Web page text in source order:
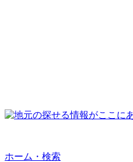
ホーム・検索